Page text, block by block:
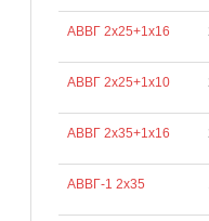
АВВГ 2х25+1х16
АВВГ 2х25+1х10
АВВГ 2х35+1х16
АВВГ-1 2х35